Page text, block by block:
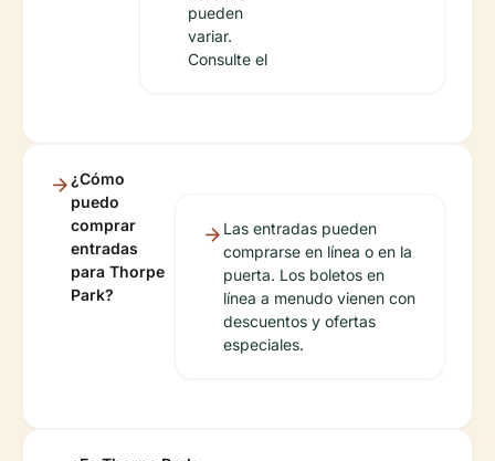
pueden
variar.
Consulte el
¿Cómo
puedo
comprar
entradas
para Thorpe
Park?
Las entradas pueden
comprarse en línea o en la
puerta. Los boletos en
línea a menudo vienen con
descuentos y ofertas
especiales.